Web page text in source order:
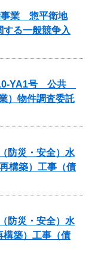
事業 惣平衛地
る一般競争入
YA1号 公共
）物件調査委託
防災・安全）水
構築）工事（債
防災・安全）水
構築）工事（債